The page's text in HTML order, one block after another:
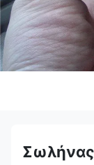
Σωλήνας